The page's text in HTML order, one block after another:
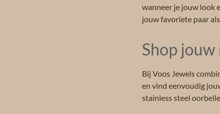
wanneer je jouw look
jouw favoriete paar
Shop
Bij Voos Jewels
en vind eenvoudig
stainless steel